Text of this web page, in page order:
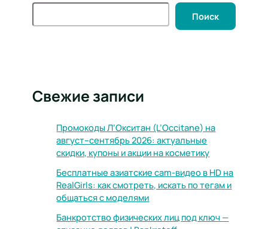
Поиск
Свежие записи
Промокоды Л’Окситан (L’Occitane) на
август–сентябрь 2026: актуальные
скидки, купоны и акции на косметику
Бесплатные азиатские cam-видео в HD на
RealGirls: как смотреть, искать по тегам и
общаться с моделями
Банкротство физических лиц под ключ —